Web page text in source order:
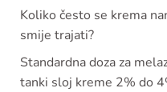
Koliko često se krema
smije trajati?
Standardna doza za
tanki sloj kreme 2% do